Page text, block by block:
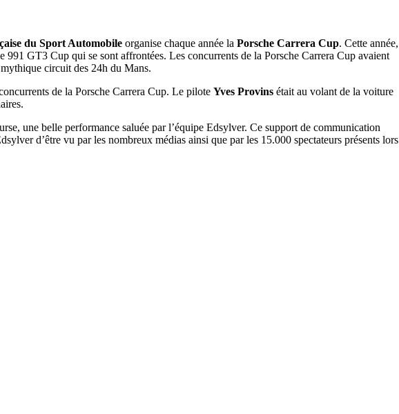
du Sport Automobile organise chaque année la Porsche Carrera Cup. Cette année,
991 GT3 Cup qui se sont affrontées. Les concurrents de la Porsche Carrera Cup avaient
circuit des 24h du Mans.
de la Porsche Carrera Cup. Le pilote Yves Provins était au volant de la voiture
une belle performance saluée par l’équipe Edsylver. Ce support de communication
d’être vu par les nombreux médias ainsi que par les 15.000 spectateurs présents lors